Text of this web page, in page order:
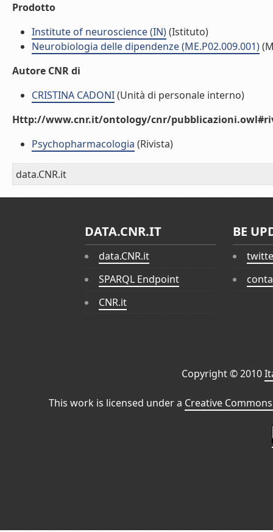
Prodotto
Institute of neuroscience (IN)(Istituto)
Neurobiologia delle dipendenze (ME.P02.009.001)
Autore CNR di
CRISTINA CADONI(Unità di personale interno)
Http://www.cnr.it/ontology/cnr/
Psychopharmacologia (Rivista)
data.CNR.it
DATA.CNR.IT
data.CNR.it
SPARQL Endpoint
CNR.it
BE
Copyright © 2010
This work is licensed under a Creative